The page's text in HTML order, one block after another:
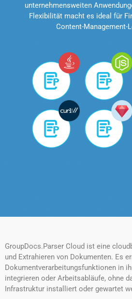
unternehmensweiten
Flexibilität macht es ideal für
Content-Management-
GroupDocs.Parser Cloud ist eine
und Extrahieren von Dokumenten. Es
Dokumentverarbeitungsfunktionen in
integrieren oder Arbeitsabläufe, ohne
Infrastruktur installiert oder gewartet